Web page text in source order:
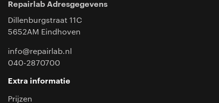
Repairlab Adresgegevens
Dillenburgstraat 11C
5652AM Eindhoven
info@repairlab.nl
040-2870700
Extra informatie
Prijzen